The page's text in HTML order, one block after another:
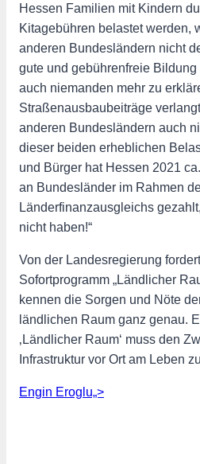
Hessen Familien mit Kindern
Kitagebühren belastet werden,
anderen Bundesländern nicht
gute und gebührenfreie
auch niemanden mehr zu
Straßenausbaubeiträge
anderen Bundesländern auch
dieser beiden erheblichen
und Bürger hat Hessen 2021
an Bundesländer im Rahmen
Länderfinanzausgleichs
nicht haben!“
Von der Landesregierung
Sofortprogramm „Ländlicher
kennen die Sorgen und Nöte
ländlichen Raum ganz genau.
‚Ländlicher Raum‘ muss den
Infrastruktur vor Ort am Leben
Engin Eroglu„>